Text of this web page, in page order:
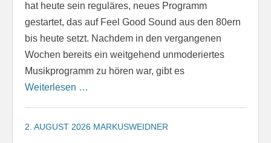
hat heute sein reguläres, neues Programm
gestartet, das auf Feel Good Sound aus den 80ern
bis heute setzt. Nachdem in den vergangenen
Wochen bereits ein weitgehend unmoderiertes
Musikprogramm zu hören war, gibt es
Weiterlesen …
2. AUGUST 2026 MARKUSWEIDNER